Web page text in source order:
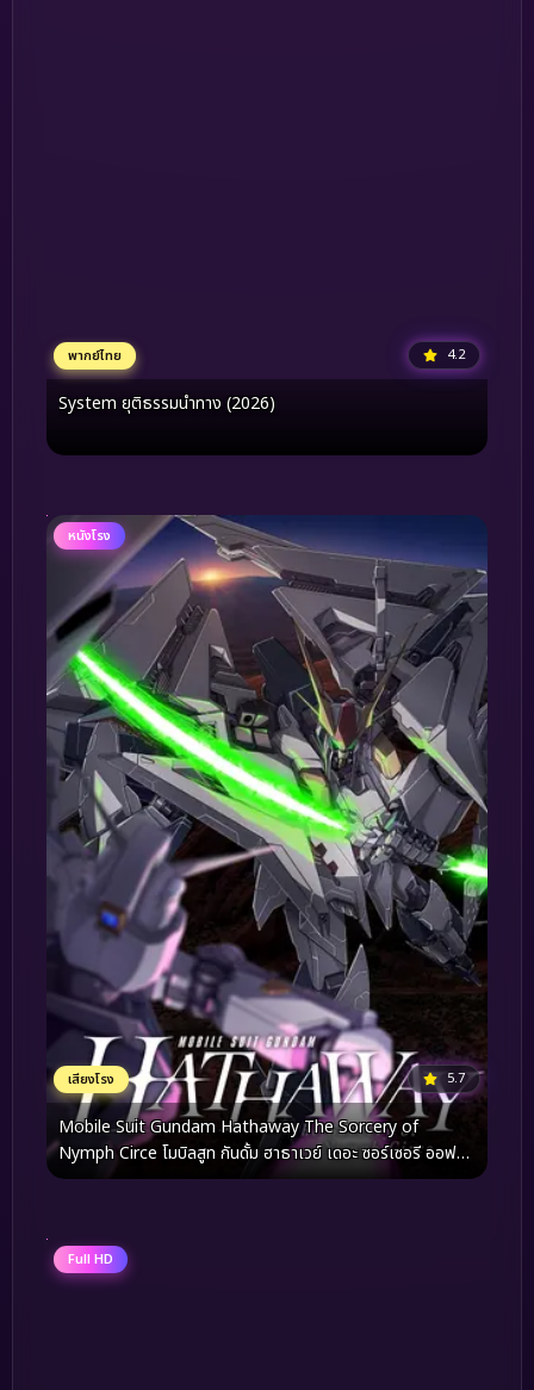
พากย์ไทย 4.2
System ยุติธรรมนำทาง (2026)
หนังโรง
เสียงโรง 5.7
Mobile Suit Gundam Hathaway The Sorcery of
Nymph Circe โมบิลสูท กันดั้ม ฮาธาเวย์ เดอะ ซอร์เซอรี ออฟ
นิมฟ์ เซอร์ซี (2026)
Full HD